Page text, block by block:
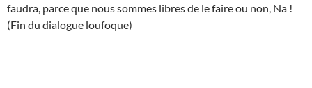
faudra, parce que nous sommes libres de le faire ou non, Na !
(Fin du dialogue loufoque)